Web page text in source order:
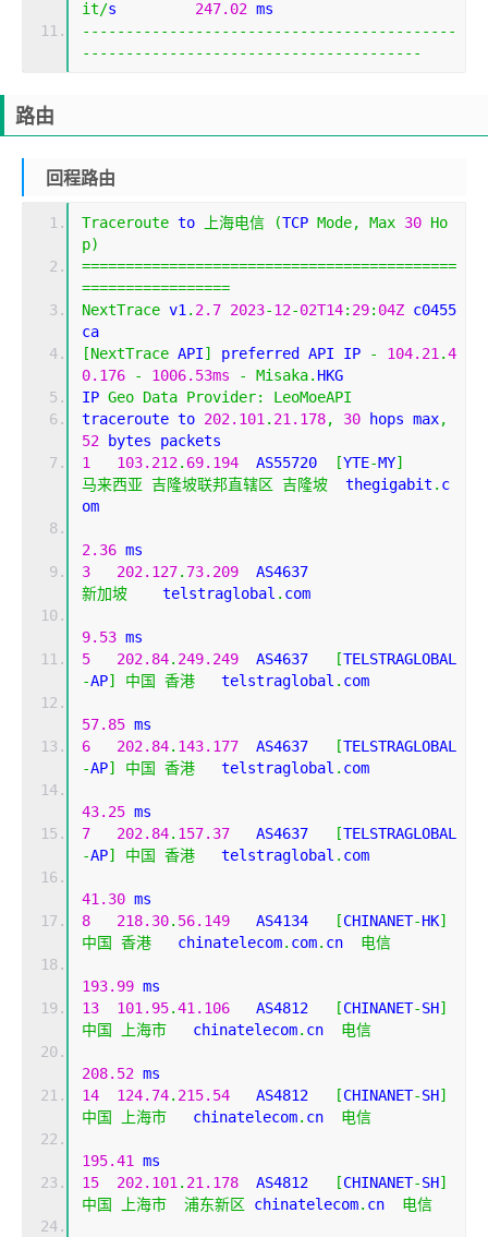
it/s 247.02
-------------------------------------------
---------------------------------------
路由
回程路由
Traceroute to 上海电信 (TCP Mode, Max 30 Ho
p)
===========================================
=================
NextTrace v1 . 2.7 2023-12-02T14: 29: 04Z c0455
ca
[NextTrace API] preferred API IP - 104.21 .4
0.176
- 1006.53ms - Misaka. HKG
IP Geo Data Provider:
LeoMoeAPI
traceroute to 202.101 . 21.178, 30 hops max,
52 bytes packets
1
103.212. 69.194
  AS55720
[YTE-MY]
马来西亚 吉隆坡联邦直辖区 吉隆坡
  thegigabit
. c
om
2.36 ms
3
202.127. 73.209
新加坡
    telstraglobal
. com
9.53 ms
5
202.84. 249.249
  AS4637
[TELSTRAGLOBAL
-AP] 中国 香港
   telstraglobal
. com
57.85 ms
6
202.84. 143.177
  AS4637
[TELSTRAGLOBAL
-AP] 中国 香港
   telstraglobal
. com
43.25 ms
7
202.84. 157.37
   AS4637
[TELSTRAGLOBAL
-AP] 中国 香港
   telstraglobal
. com
41.30 ms
8
218.30. 56.149
   AS4134
[CHINANET-HK]
中国
香港
   chinatelecom
. com. cn 电信
193.99 ms
13
101.95.41.106
   AS4812
[CHINANET-SH]
中国
上海市
   chinatelecom
. cn 电信
208.52 ms
14
124.74. 215.54
   AS4812
[CHINANET-SH]
中国
上海市
   chinatelecom
. cn 电信
195.41
ms
15
202.101 . 21.178
  AS4812
[CHINANET-SH]
中国
上海市 浦东新区 chinatelecom. cn 电信